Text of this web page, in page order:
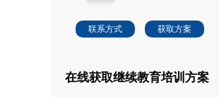
联系方式 获取方案
在线获取继续教育培训方案